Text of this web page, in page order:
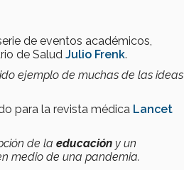
de eventos académicos,
de Salud Julio Frenk.
ejemplo de muchas de las ideas
para la revista médica Lancet
de la educación y un
medio de una pandemia.